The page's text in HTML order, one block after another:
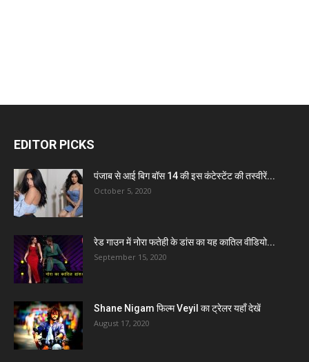
EDITOR PICKS
पंजाब से आई बिग बॉस 14 की इस कंटेस्टेंट की तस्वीरें...
October 5, 2020
रेड गाउन में नोरा फतेही के डांस का यह कातिल वीडियो...
September 15, 2020
Shane Nigam फिल्म Veyil का ट्रेलर यहाँ देखें
August 17, 2020